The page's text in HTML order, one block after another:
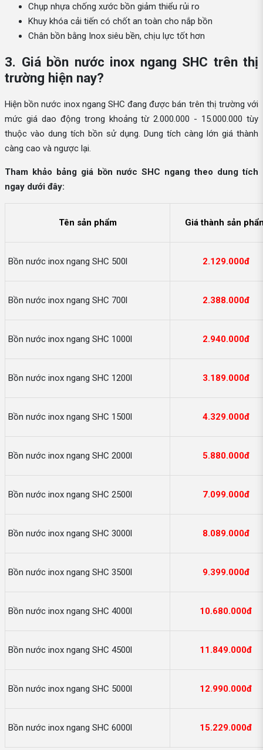
Chụp nhựa chống xước bồn giảm thiểu rủi ro
Khuy khóa cải tiến có chốt an toàn cho nắp bồn
Chân bồn bằng Inox siêu bền, chịu lực tốt hơn
3. Giá bồn nước inox ngang SHC trên thị
trường hiện nay?
Hiện bồn nước inox ngang SHC đang được bán trên thị trường với
mức giá dao động trong khoảng từ 2.000.000 - 15.000.000 tùy
thuộc vào dung tích bồn sử dụng. Dung tích càng lớn giá thành
càng cao và ngược lại.
Tham khảo bảng giá bồn nước SHC ngang theo dung tích
ngay dưới đây:
Tên sản phẩm Giá thành sản
Bồn nước inox ngang SHC 500l 2.129.000đ
Bồn nước inox ngang SHC 700l 2.388.000đ
Bồn nước inox ngang SHC 1000l 2.940.000đ
Bồn nước inox ngang SHC 1200l 3.189.000đ
Bồn nước inox ngang SHC 1500l 4.329.000đ
Bồn nước inox ngang SHC 2000l 5.880.000đ
Bồn nước inox ngang SHC 2500l 7.099.000đ
Bồn nước inox ngang SHC 3000l 8.089.000đ
Bồn nước inox ngang SHC 3500l 9.399.000đ
Bồn nước inox ngang SHC 4000l 10.680.000đ
Bồn nước inox ngang SHC 4500l 11.849.000đ
Bồn nước inox ngang SHC 5000l 12.990.000đ
Bồn nước inox ngang SHC 6000l 15.229.000đ